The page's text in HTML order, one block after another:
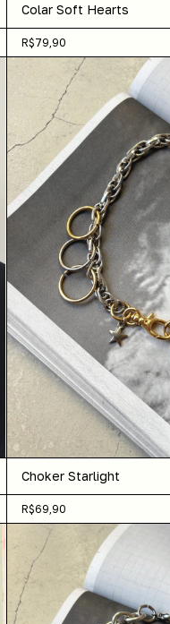
Colar Soft Hearts
R$79,90
Choker Starlight
R$69,90